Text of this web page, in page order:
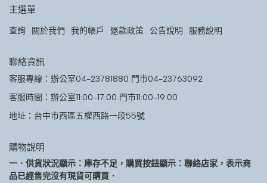
主選單
查詢 關於我們 我的帳戶 退款政策 公告說明 服務說明
聯絡資訊
客服專線：辦公室04-23781880 門市04-23763092
客服時間：辦公室11:00-17:00 門市11:00-19:00
地址：台中市西區五權西路一段55號
購物說明
一．供貨狀況顯示：庫存不足，購買按鈕顯示：聯絡店家，表示商
品已經售完沒有現貨可購買．